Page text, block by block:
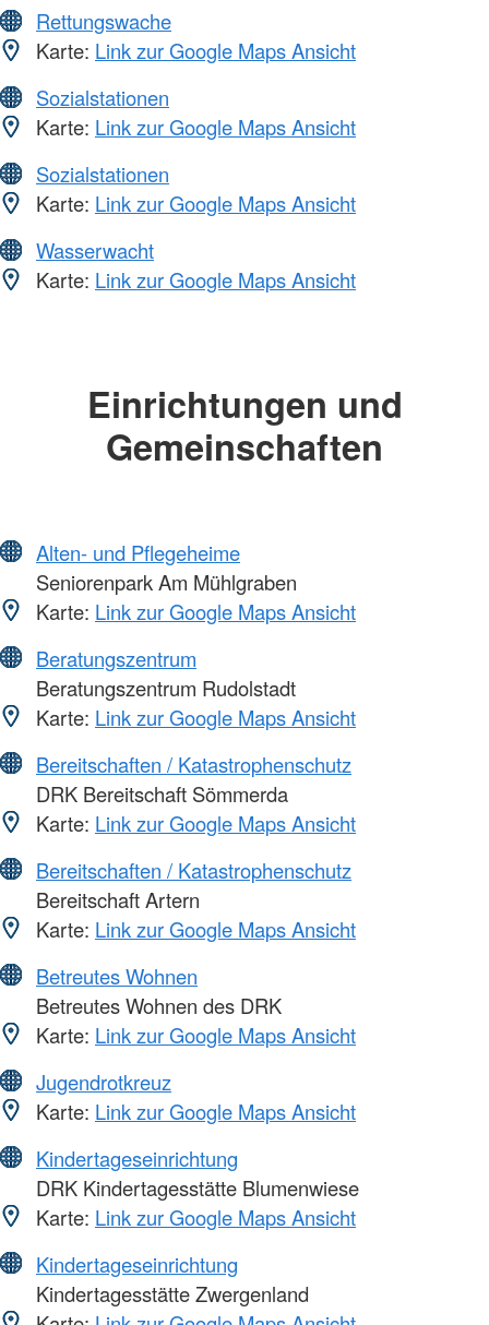
Rettungswache
Karte: Link zur Google Maps Ansicht
Sozialstationen
Karte: Link zur Google Maps Ansicht
Sozialstationen
Karte: Link zur Google Maps Ansicht
Wasserwacht
Karte: Link zur Google Maps Ansicht
Einrichtungen und
Gemeinschaften
Alten- und Pflegeheime
Seniorenpark Am Mühlgraben
Karte: Link zur Google Maps Ansicht
Beratungszentrum
Beratungszentrum Rudolstadt
Karte: Link zur Google Maps Ansicht
Bereitschaften / Katastrophenschutz
DRK Bereitschaft Sömmerda
Karte: Link zur Google Maps Ansicht
Bereitschaften / Katastrophenschutz
Bereitschaft Artern
Karte: Link zur Google Maps Ansicht
Betreutes Wohnen
Betreutes Wohnen des DRK
Karte: Link zur Google Maps Ansicht
Jugendrotkreuz
Karte: Link zur Google Maps Ansicht
Kindertageseinrichtung
DRK Kindertagesstätte Blumenwiese
Karte: Link zur Google Maps Ansicht
Kindertageseinrichtung
Kindertagesstätte Zwergenland